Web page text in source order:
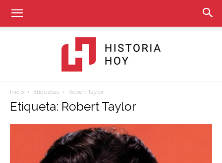
Hoy
Inicio Etiquetas Robert Taylor
Etiqueta: Robert Taylor